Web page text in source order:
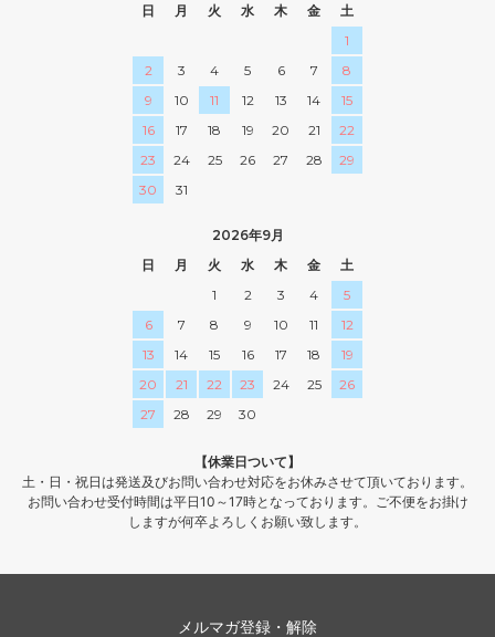
日
月 火 水 木 金
土
1
2
3 4 5 6 7
8
9
10 11 12 13 14
15
16
17 18 19 20 21
22
23
24 25 26 27 28
29
30
31
2026年9月
日
月 火 水 木 金
土
1
2 3 4
5
6
7 8 9 10 11
12
13
14 15 16 17 18
19
20
21 22 23 24 25
26
27
28 29 30
【休業日ついて】
土・日・祝日は発送及びお問い合わせ対応をお休みさせて頂いております。
お問い合わせ受付時間は平日10～17時となっております。ご不便をお掛け
しますが何卒よろしくお願い致します。
メルマガ登録・解除